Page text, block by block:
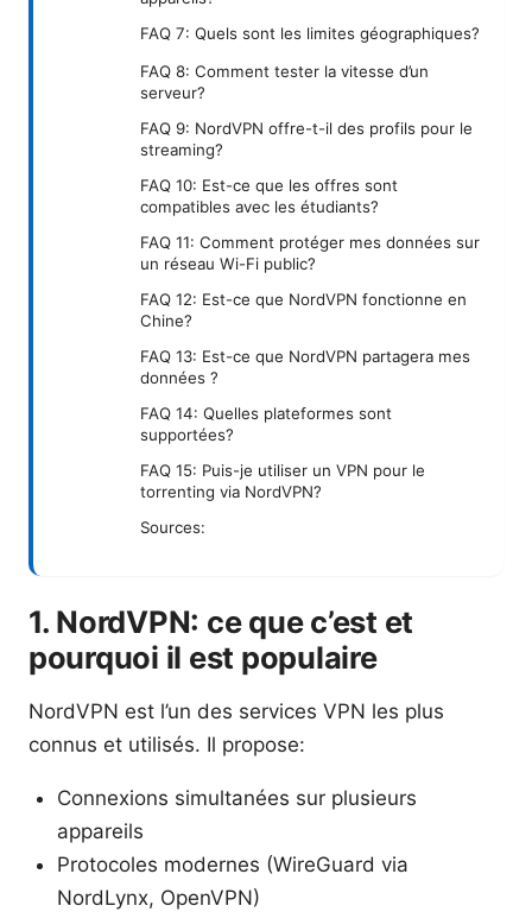
FAQ 7: Quels sont les limites géographiques?
FAQ 8: Comment tester la vitesse d’un
serveur?
FAQ 9: NordVPN offre-t-il des profils pour le
streaming?
FAQ 10: Est-ce que les offres sont
compatibles avec les étudiants?
FAQ 11: Comment protéger mes données sur
un réseau Wi-Fi public?
FAQ 12: Est-ce que NordVPN fonctionne en
Chine?
FAQ 13: Est-ce que NordVPN partagera mes
données ?
FAQ 14: Quelles plateformes sont
supportées?
FAQ 15: Puis-je utiliser un VPN pour le
torrenting via NordVPN?
Sources:
1. NordVPN: ce que c’est et
pourquoi il est populaire
NordVPN est l’un des services VPN les plus
connus et utilisés. Il propose:
Connexions simultanées sur plusieurs
appareils
Protocoles modernes (WireGuard via
NordLynx, OpenVPN)